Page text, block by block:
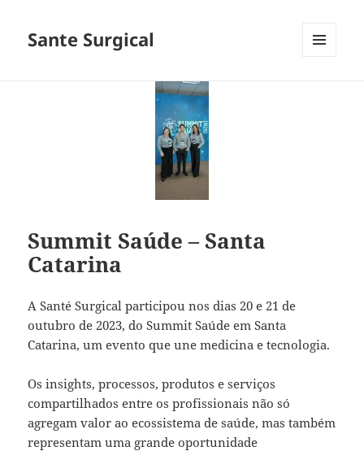
Sante Surgical
Summit Saúde – Santa
Catarina
A Santé Surgical participou nos dias 20 e 21 de
outubro de 2023, do Summit Saúde em Santa
Catarina, um evento que une medicina e tecnologia.
Os insights, processos, produtos e serviços
compartilhados entre os profissionais não só
agregam valor ao ecossistema de saúde, mas também
representam uma grande oportunidade